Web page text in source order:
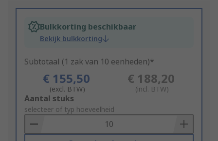
Bulkkorting beschikbaar
Bekijk bulkkorting
Subtotaal (1 zak van 10 eenheden)*
€ 155,50
(excl. BTW)
€ 188,20
(incl. BTW)
Add
to
Basket
Aantal stuks
selecteer of typ hoeveelheid